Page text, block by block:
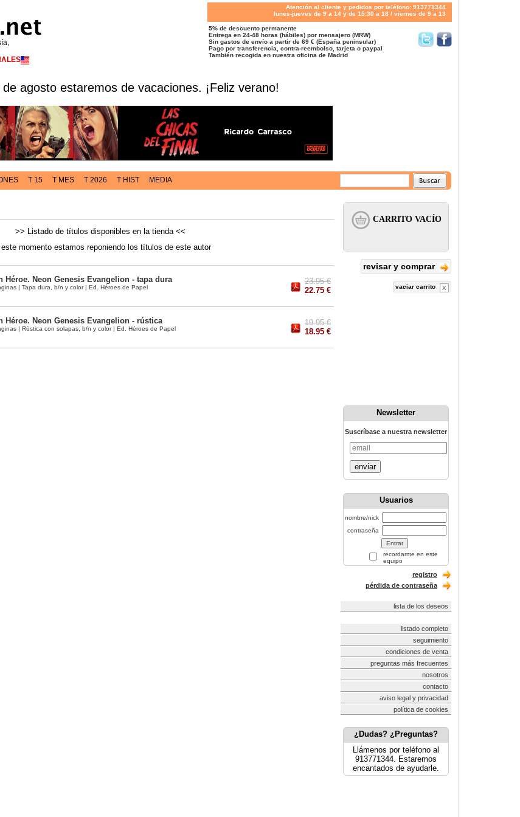
Atención al cliente y pedidos por teléfono: 913771344
lunes-jueves de 9 a 14 y de 15:30 a 18 / viernes de 9 a 13
5% de descuento permanente
Entrega en 24-48 horas (hábiles) por mensajero (MRW)
Sin gastos de envío a partir de 69 € (España peninsular)
Pago por transferencia, contra-reembolso, tarjeta o paypal
También recogida en nuestra oficina de Madrid
agosto estaremos de vacaciones. ¡Feliz verano!
T 15 T MES T 2026 T HIST MEDIA
>> Listado de títulos disponibles en la tienda <<
este momento estamos reponiendo los títulos de este autor
Héroe. Neon Genesis Evangelion - tapa dura
| Tapa dura, b/n y color | Ed. Héroes de Papel
23.95 €
22.75 €
Héroe. Neon Genesis Evangelion - rústica
| Rústica con solapas, b/n y color | Ed. Héroes de Papel
19.95 €
18.95 €
revisar y comprar
vaciar carrito
Newsletter
Suscríbase a nuestra newsletter
enviar
Usuarios
nombre/nick
contraseña
recordarme en este
equipo
registro
pérdida de contraseña
lista de los deseos
listado completo
seguimiento
condiciones de venta
preguntas más frecuentes
nosotros
contacto
aviso legal y privacidad
política de cookies
¿Dudas? ¿Preguntas?
Llámenos por teléfono al
913771344. Estaremos
encantados de ayudarle.